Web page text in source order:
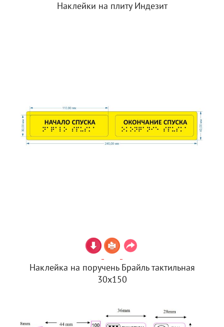
Наклейки на плиту Индезит
Наклейка на поручень Брайль тактильная
30х150